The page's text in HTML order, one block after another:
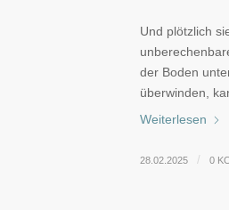
Und plötzlich
der Boden
überwinden,
Weiterlesen
28.02.2025 / 0